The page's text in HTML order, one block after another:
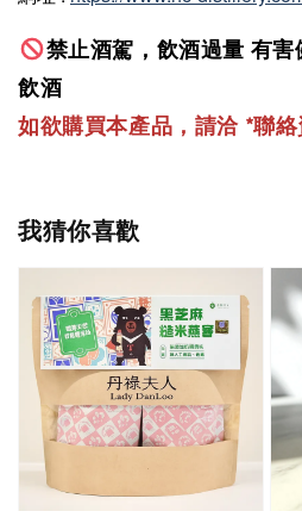
禁止酒駕，飲酒過量 有害
飲酒
如欲購買本產品，請洽 *聯
我猜你喜歡